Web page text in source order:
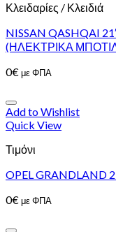
Κλειδαρίες / Κλειδιά
NISSAN QASHQAI
(ΗΛΕΚΤΡΙΚΑ
0€με ΦΠΑ
Add to Wishlist
Quick View
Τιμόνι
OPEL GRANDLAND
0€με ΦΠΑ